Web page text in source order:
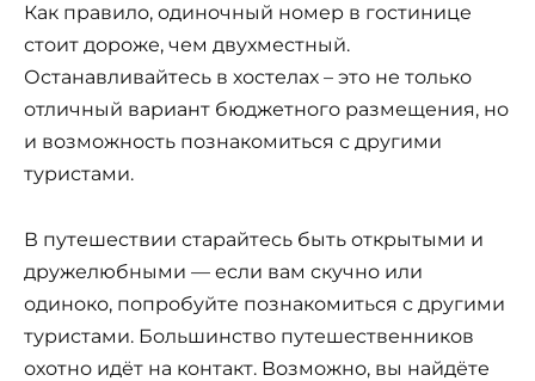
Как правило, одиночный номер в гостинице
стоит дороже, чем двухместный.
Останавливайтесь в хостелах – это не только
отличный вариант бюджетного размещения, но
и возможность познакомиться с другими
туристами.
В путешествии старайтесь быть открытыми и
дружелюбными — если вам скучно или
одиноко, попробуйте познакомиться с другими
туристами. Большинство путешественников
охотно идёт на контакт. Возможно, вы найдёте